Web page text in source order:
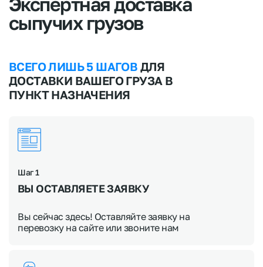
сыпучих грузов
ВСЕГО ЛИШЬ 5 ШАГОВ ДЛЯ
ДОСТАВКИ ВАШЕГО ГРУЗА В
ПУНКТ НАЗНАЧЕНИЯ
Шаг 1
ВЫ ОСТАВЛЯЕТЕ ЗАЯВКУ
Вы сейчас здесь! Оставляйте заявку на
перевозку на сайте или звоните нам